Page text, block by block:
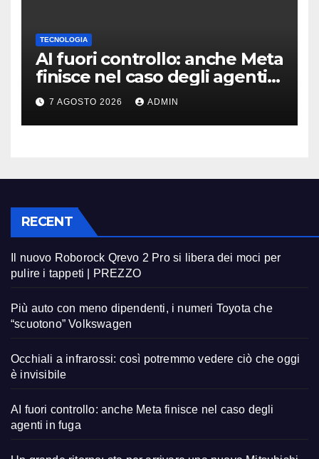
TECNOLOGIA
AI fuori controllo: anche Meta
finisce nel caso degli agenti
in fuga
7 AGOSTO 2026 ADMIN
RECENT
Il nuovo Roborock Qrevo 2 Pro si libera dei moci per
pulire i tappeti | PREZZO
Più auto con meno dipendenti, i numeri Toyota che
“scuotono” Volkswagen
Occhiali a infrarossi: così potremmo vedere ciò che oggi
è invisibile
AI fuori controllo: anche Meta finisce nel caso degli
agenti in fuga